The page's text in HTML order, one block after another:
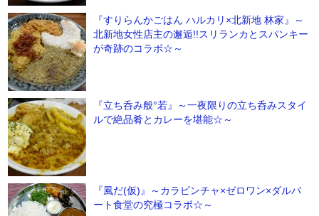
『すりらんかごはん ハルカリ×北新地 林家』～
北新地女性店主の邂逅!!スリランカとスパンキー
が奇跡のコラボ☆～
『立ち呑み般°若』～一夜限りの立ち呑みスタイ
ルで絶品肴とカレーを堪能☆～
『風だ(仮)』～カラピンチャ×ゼロワン×ダルバ
ート食堂の究極コラボ☆～